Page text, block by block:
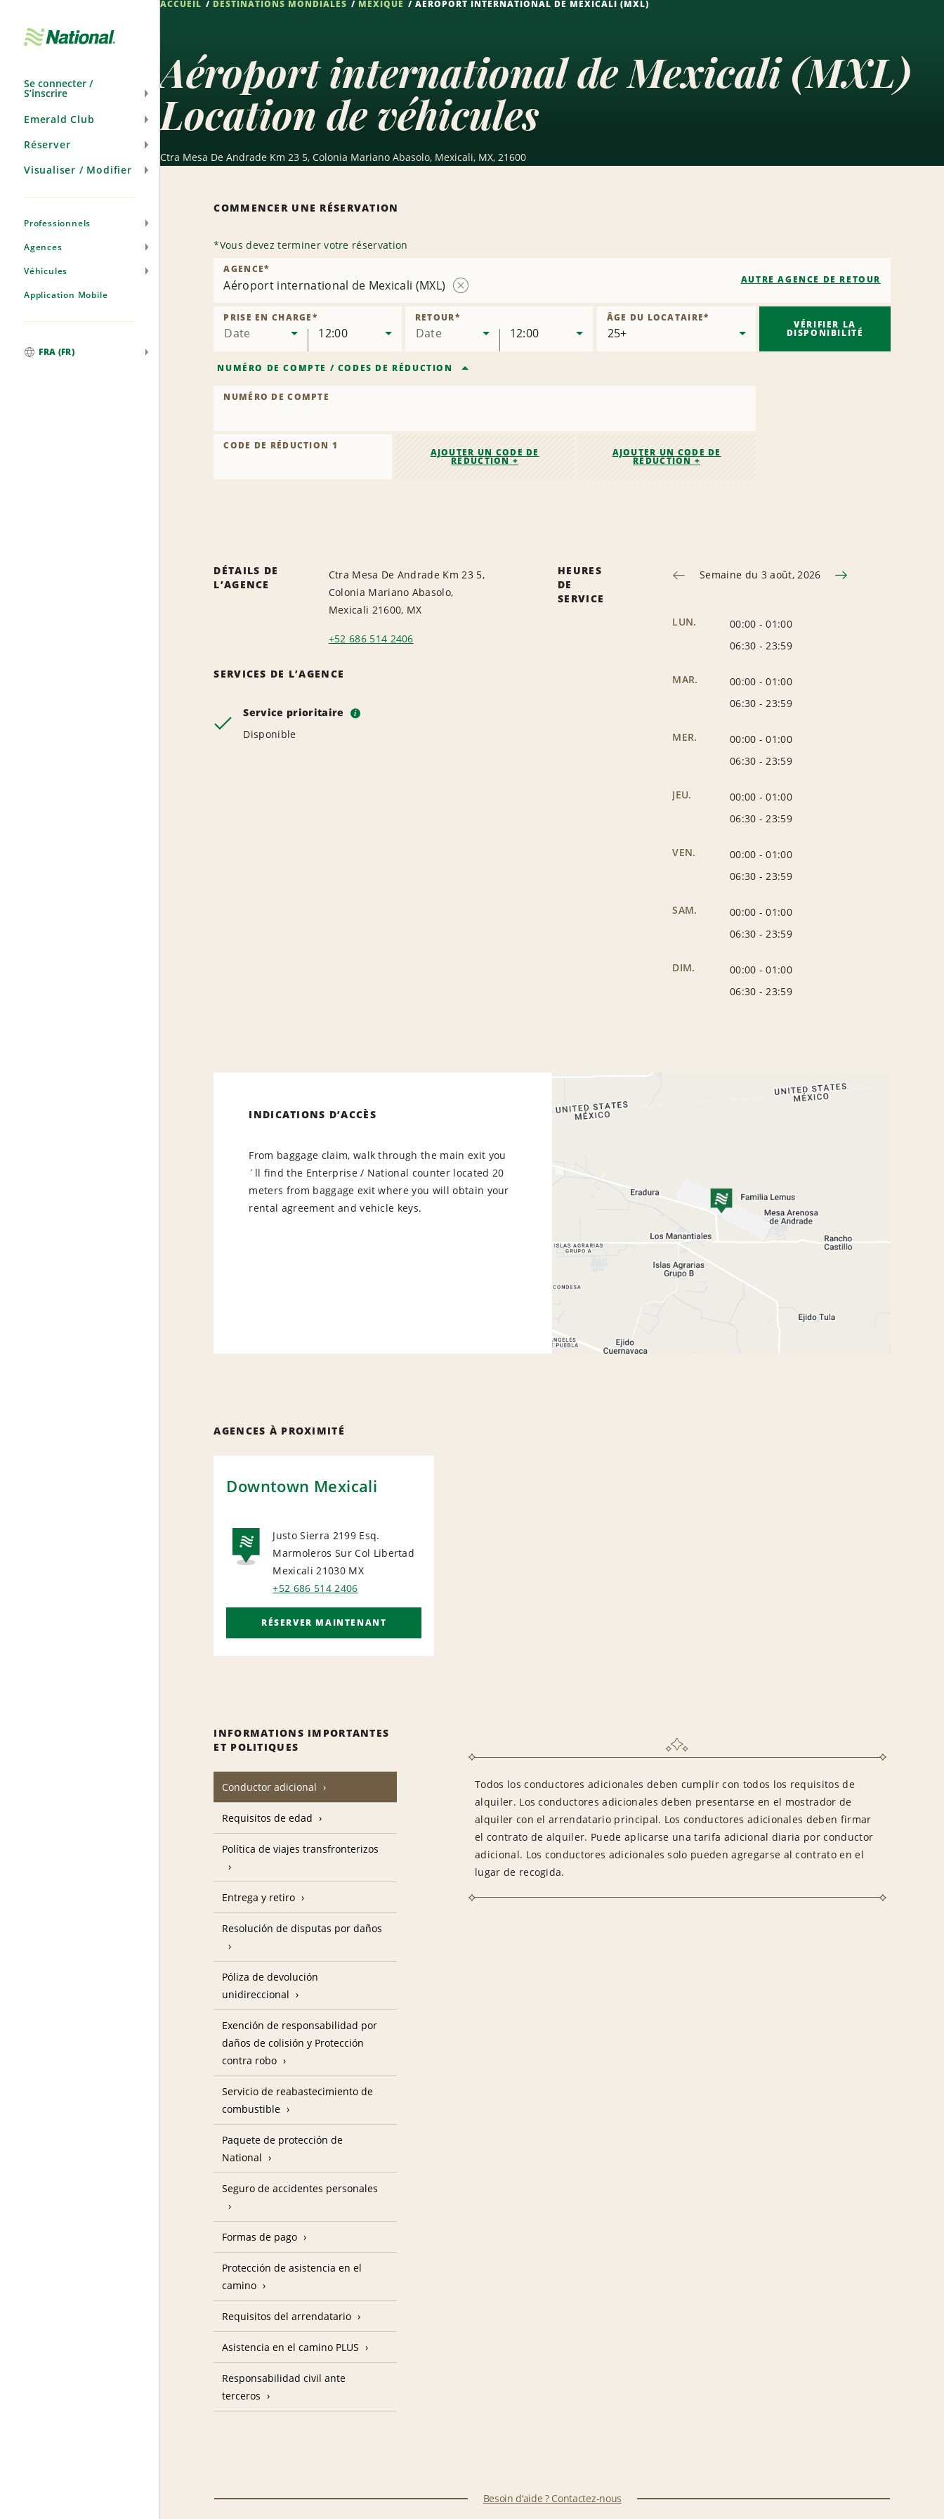
navigation
Se connecter /
S’inscrire
Emerald Club
Réserver
Visualiser / Modifier
Professionnels
Agences
Véhicules
Application Mobile
FRA (FR)
ACCUEIL DESTINATIONS MONDIALES MEXIQUE AÉROPORT INTERNATIONAL DE MEXICALI (MXL)
Aéroport international de Mexicali (MXL)
Location de véhicules
Ctra Mesa De Andrade Km 23 5, Colonia Mariano Abasolo, Mexicali, MX, 21600
COMMENCER UNE RÉSERVATION
*Vous devez terminer votre réservation
Aéroport international de Mexicali (MXL)
AGENCE*
AUTRE AGENCE DE RETOUR
Date
PRISE EN CHARGE*
12:00 Date
RETOUR*
12:00
ÂGE DU LOCATAIRE*
NUMÉRO DE COMPTE / CODES DE RÉDUCTION
NUMÉRO DE COMPTE
CODE DE RÉDUCTION 1
AJOUTER UN CODE DE
RÉDUCTION +
AJOUTER UN CODE DE
RÉDUCTION +
VÉRIFIER LA
DISPONIBILITÉ
DÉTAILS DE
L’AGENCE
Ctra Mesa De Andrade Km 23 5,
Colonia Mariano Abasolo,
Mexicali 21600, MX
+52 686 514 2406
SERVICES DE L’AGENCE
Service prioritaire i
Disponible
HEURES
DE
SERVICE
Semaine du 3 août, 2026
LUN. 00:00 -01:00
06:30 -23:59
MAR. 00:00 -01:00
06:30 -23:59
MER. 00:00 -01:00
06:30 -23:59
JEU. 00:00 -01:00
06:30 -23:59
VEN. 00:00 -01:00
06:30 -23:59
SAM. 00:00 -01:00
06:30 -23:59
DIM. 00:00 -01:00
06:30 -23:59
INDICATIONS D’ACCÈS
From baggage claim, walk through the main exit you
´ll find the Enterprise / National counter located 20
meters from baggage exit where you will obtain your
rental agreement and vehicle keys.
AGENCES À PROXIMITÉ
Downtown Mexicali
NATIONAL
Justo Sierra 2199 Esq.
Marmoleros Sur Col Libertad
Mexicali 21030 MX
+52 686 514 2406
RÉSERVER MAINTENANT
INFORMATIONS IMPORTANTES
ET POLITIQUES
Conductor adicional
Todos los conductores adicionales deben cumplir con todos los requisitos de
alquiler. Los conductores adicionales deben presentarse en el mostrador de
alquiler con el arrendatario principal. Los conductores adicionales deben firmar
el contrato de alquiler. Puede aplicarse una tarifa adicional diaria por conductor
adicional. Los conductores adicionales solo pueden agregarse al contrato en el
lugar de recogida.
Requisitos de edad
Política de viajes transfronterizos
Entrega y retiro
Resolución de disputas por daños
Póliza de devolución
unidireccional
Exención de responsabilidad por
daños de colisión y Protección
contra robo
Servicio de reabastecimiento de
combustible
Paquete de protección de
National
Seguro de accidentes personales
Formas de pago
Protección de asistencia en el
camino
Requisitos del arrendatario
Asistencia en el camino PLUS
Responsabilidad civil ante
terceros
Besoin d’aide ? Contactez-nous